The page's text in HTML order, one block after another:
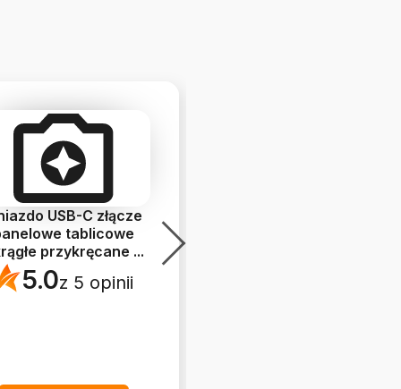
USB-C złącze
tablicowe
przykręcane ...
5.0z 5 opinii